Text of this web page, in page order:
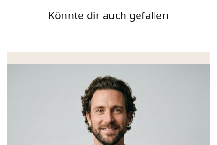
Könnte dir auch gefallen